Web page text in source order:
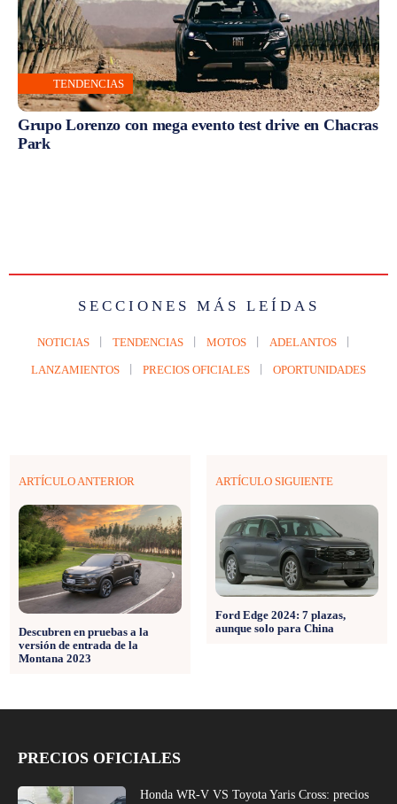
TENDENCIAS
Grupo Lorenzo con mega evento test drive en Chacras
Park
SECCIONES MÁS LEÍDAS
NOTICIAS TENDENCIAS MOTOS ADELANTOS
LANZAMIENTOS PRECIOS OFICIALES OPORTUNIDADES
ARTÍCULO ANTERIOR
Descubren en pruebas a la
versión de entrada de la
Montana 2023
ARTÍCULO SIGUIENTE
Ford Edge 2024: 7 plazas,
aunque solo para China
PRECIOS OFICIALES
Honda WR-V VS Toyota Yaris Cross: precios